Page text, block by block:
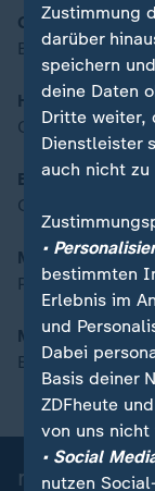
Gespräch:
Hackerszene
Chaos
Bulgarien
Grenzenloses
Moderation
Philip Wortmann
Moderation
Eva-Maria
moma
Zustimmung
darüber
speichern
deine Daten
Dritte weiter,
Dienstleister
auch nicht
•
bestimmten
Erlebnis im
und
Dabei
Basis deiner
ZDFheute
von uns
• Social
nutzen